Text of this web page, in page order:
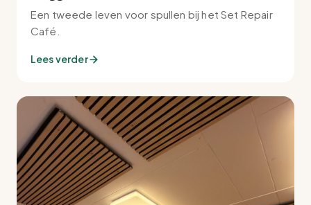
Een tweede leven voor spullen bij het Set Repair
Café.
Lees verder